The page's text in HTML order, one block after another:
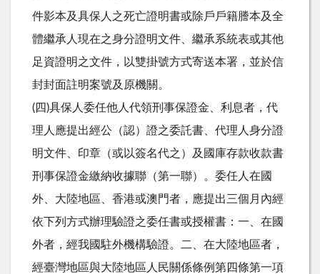
件影本及具保人之死亡證明書或除戶戶籍謄本及全
體繼承人現在之身分證明文件、繼承系統表或其他
足資證明之文件，以雙掛號方式寄送本署，並於信
封封面註明案號及原機關。
(四)具保人委任他人代領刑事保證金、利息者，代
理人應提出經公（認）證之委託書、代理人身分證
明文件、印章（或以簽名代之）及國庫存款收款書
刑事保證金繳納收據聯（第一聯）。委任人在國
外、大陸地區、香港或澳門者，應提出三個月內經
依下列方式辦理驗證之委任書或授權書：一、在國
外者，經我國駐外機構驗證。二、在大陸地區者，
經臺灣地區與大陸地區人民關係條例第四條第一項